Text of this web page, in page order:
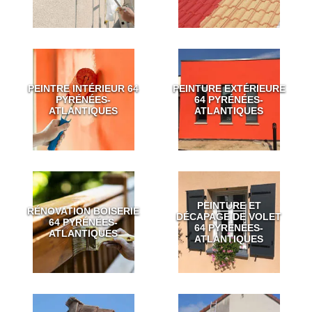
PEINTRE INTÉRIEUR 64
PYRÉNÉES-
ATLANTIQUES
PEINTURE EXTÉRIEURE
64 PYRÉNÉES-
ATLANTIQUES
RÉNOVATION BOISERIE
64 PYRÉNÉES-
ATLANTIQUES
PEINTURE ET
DÉCAPAGE DE VOLET
64 PYRÉNÉES-
ATLANTIQUES